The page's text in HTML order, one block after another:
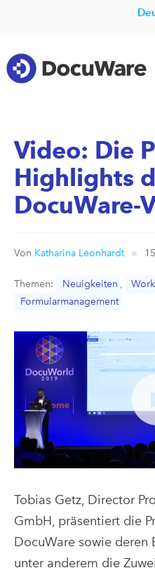
Video: Die
Highlights
DocuWare-
Von Katharina Leonhardt
Themen: Neuigkeiten ,
Formularmanagement
Tobias Getz, Director
GmbH, präsentiert die
DocuWare sowie deren
unter anderem die